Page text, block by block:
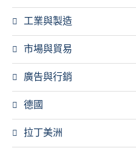
工業與製造
市場與貿易
廣告與行銷
德國
拉丁美洲